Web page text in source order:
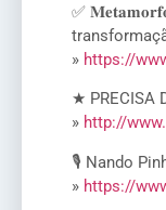
✅
» https://
★ PRECISA
» http://
🎙️ Nando
» https://